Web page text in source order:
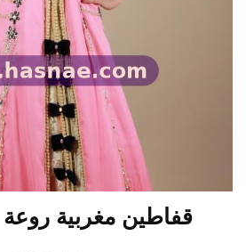
قفاطين مغربية روعة